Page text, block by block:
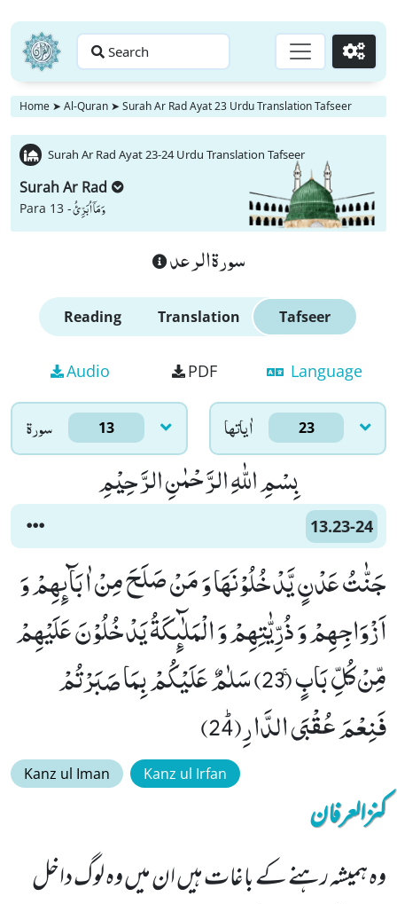
Search Go
Home ➤ Al-Quran ➤ Surah Ar Rad Ayat 23 Urdu Translation Tafseer
Surah Ar Rad Ayat 23-24 Urdu Translation Tafseer
Surah Ar Rad
Para 13 -وَ مَاۤ اُبَرِّئُ
سورة الرعد
Reading Translation Tafseer
Audio PDF Language
سورۃ 13 اٰياتها 23
بِسْمِ اللّٰهِ الرَّحْمٰنِ الرَّحِیْمِ
13.23-24
جَنّٰتُ عَدْنٍ یَّدْخُلُوْنَهَا وَ مَنْ صَلَحَ مِنْ اٰبَآىٕهِمْ وَ
اَزْوَاجِهِمْ وَ ذُرِّیّٰتِهِمْ وَ الْمَلٰٓىٕكَةُ یَدْخُلُوْنَ عَلَیْهِمْ
مِّنْ كُلِّ بَابٍۚ (23) سَلٰمٌ عَلَیْكُمْ بِمَا صَبَرْتُمْ
فَنِعْمَ عُقْبَى الدَّارِﭤ(24)
Kanz ul Iman Kanz ul Irfan
کنزالعرفان
وہ ہمیشہ رہنے کے باغات ہیں ان میں وہ لوگ داخل